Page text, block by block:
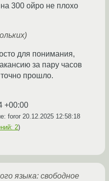
300 ойро не плохо
для понимания,
за пару часов
прошло.
+00:00
foror 20.12.2025 12:58:18
2)
языка: свободное